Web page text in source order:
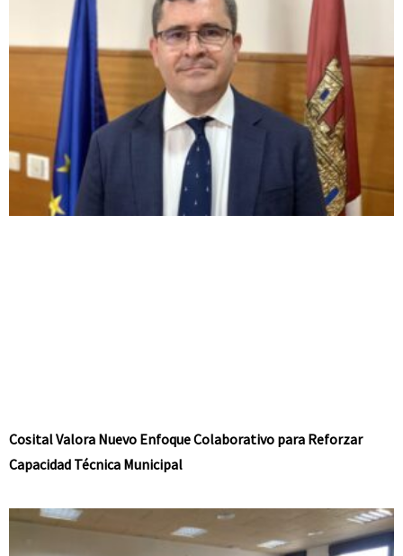
Cosital Valora Nuevo Enfoque Colaborativo para Reforzar
Capacidad Técnica Municipal